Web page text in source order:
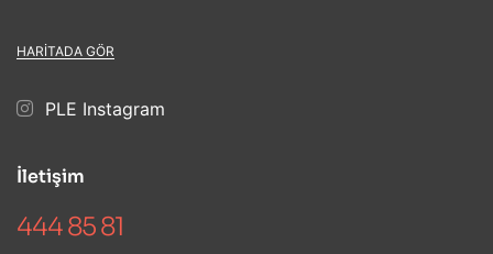
HARITADA GÖR
PLE Instagram
İletişim
444 85 81